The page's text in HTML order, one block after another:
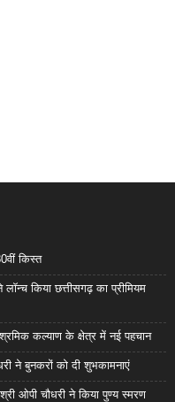
किस्त
किया छत्तीसगढ़ का प्रीमियम
कल्याण के क्षेत्र में नई पहचान
ने बुनकरों को दी शुभकामनाएं
ओपी चौधरी ने किया पुण्य स्मरण